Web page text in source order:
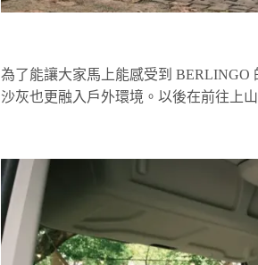
為了能讓大家馬上能感受到
沙灰也更融入戶外環境。以後在前往上